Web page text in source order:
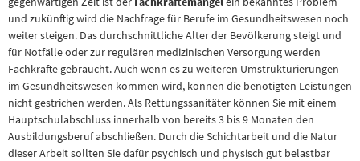
und zukünftig wird die Nachfrage für Berufe im Gesundheitswesen noch
weiter steigen. Das durchschnittliche Alter der Bevölkerung steigt und
für Notfälle oder zur regulären medizinischen Versorgung werden
Fachkräfte gebraucht. Auch wenn es zu weiteren Umstrukturierungen
im Gesundheitswesen kommen wird, können die benötigten Leistungen
nicht gestrichen werden. Als Rettungssanitäter können Sie mit einem
Hauptschulabschluss innerhalb von bereits 3 bis 9 Monaten den
Ausbildungsberuf abschließen. Durch die Schichtarbeit und die Natur
dieser Arbeit sollten Sie dafür psychisch und physisch gut belastbar